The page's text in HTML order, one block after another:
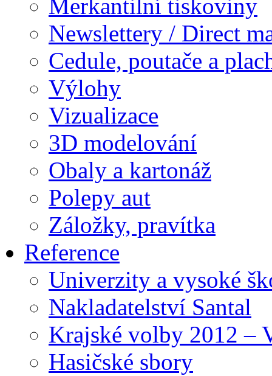
Merkantilní tiskoviny
Newslettery / Direct
Cedule, poutače a
Výlohy
Vizualizace
3D modelování
Obaly a kartonáž
Polepy aut
Záložky, pravítka
Reference
Univerzity a vysoké
Nakladatelství Santal
Krajské volby 2012 –
Hasičské sbory